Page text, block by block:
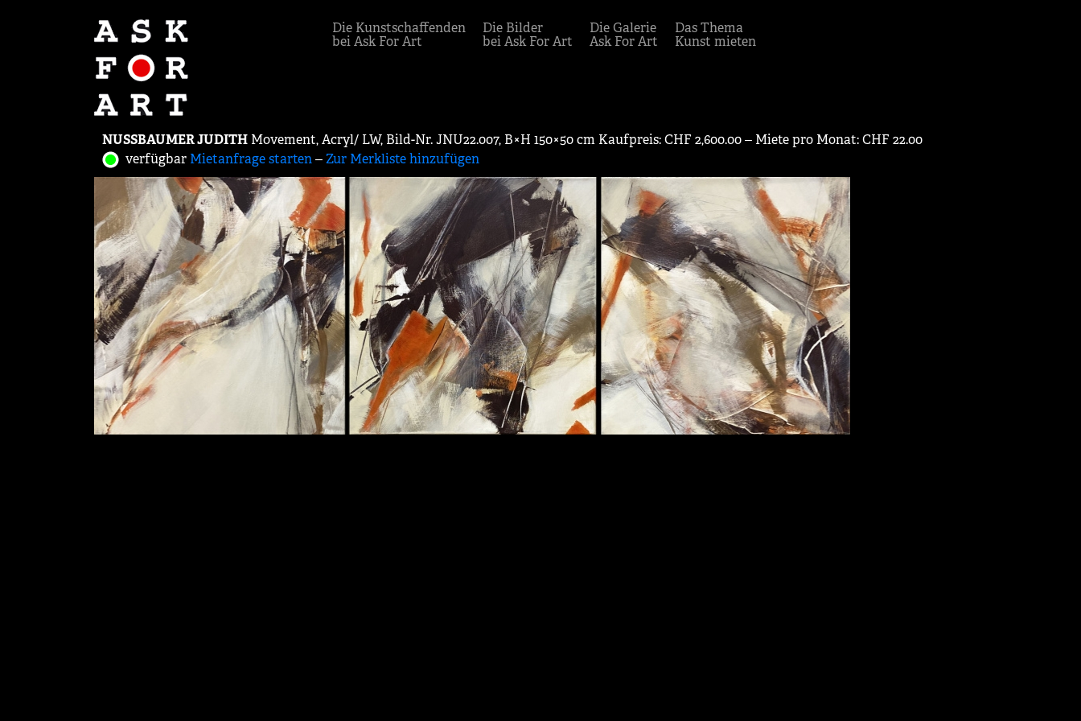
Die Kunstschaffenden
bei Ask For Art
Die Bilder
bei Ask For Art
Die Galerie
Ask For Art
Das Thema
Kunst mieten
NUSSBAUMER JUDITH Movement, Acryl/ LW, Bild-Nr. JNU22.007, B×H 150×50 cm Kaufpreis: CHF 2,600.00 ‒ Miete pro Monat: CHF 22.00
verfügbar Mietanfrage starten‒Zur Merkliste hinzufügen